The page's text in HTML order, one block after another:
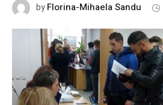
byFlorina-Mihaela Sandu